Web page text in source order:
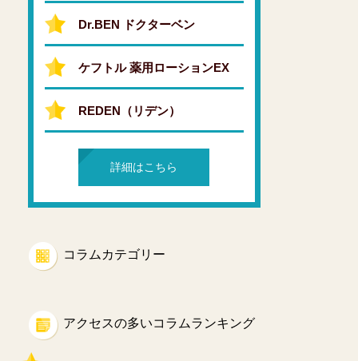
Dr.BEN ドクターベン
ケフトル 薬用ローションEX
REDEN（リデン）
詳細はこちら
コラムカテゴリー
アクセスの多いコラムランキング